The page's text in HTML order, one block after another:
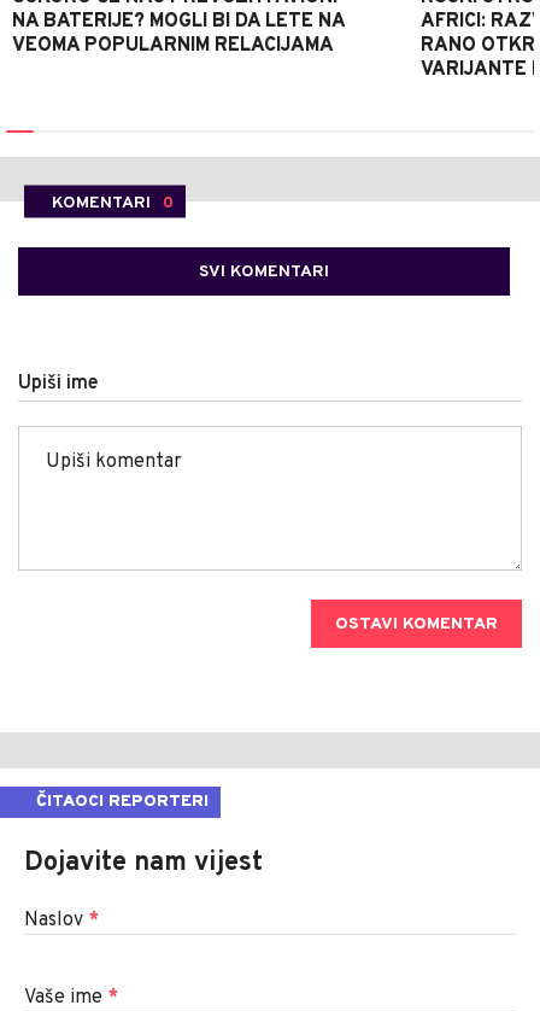
NA BATERIJE? MOGLI BI DA LETE NA
VEOMA POPULARNIM RELACIJAMA
AFRICI:
RANO
VARIJANTE
KOMENTARI 0
SVI KOMENTARI
Upiši ime
OSTAVI KOMENTAR
ČITAOCI REPORTERI
Dojavite nam vijest
Naslov *
Vaše ime *